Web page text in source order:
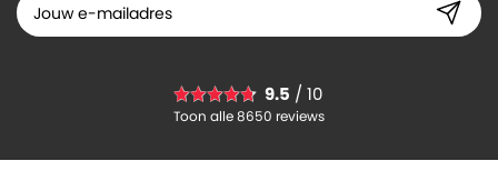
9.5 / 10
Toon alle 8650 reviews